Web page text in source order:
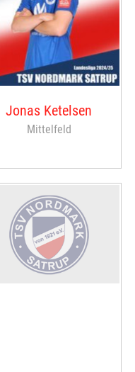
Jonas Ketelsen
Mittelfeld